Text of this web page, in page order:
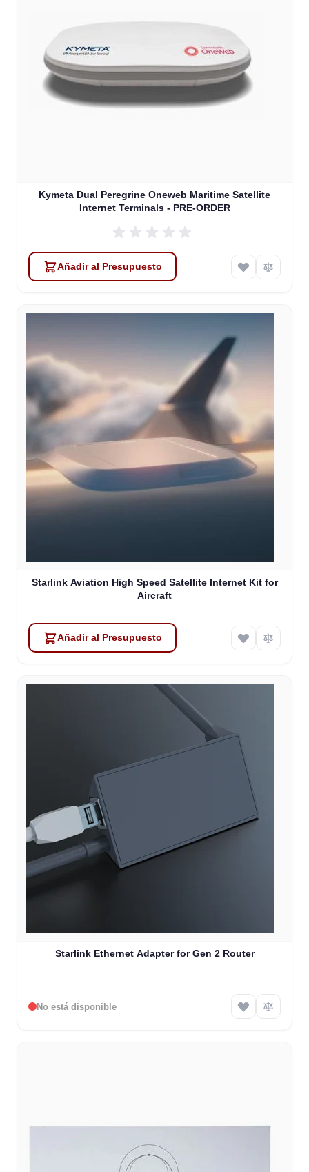
Kymeta Dual Peregrine Oneweb Maritime Satellite
Internet Terminals - PRE-ORDER
Añadir al Presupuesto
Starlink Aviation High Speed Satellite Internet Kit for
Aircraft
Añadir al Presupuesto
Starlink Ethernet Adapter for Gen 2 Router
No está disponible